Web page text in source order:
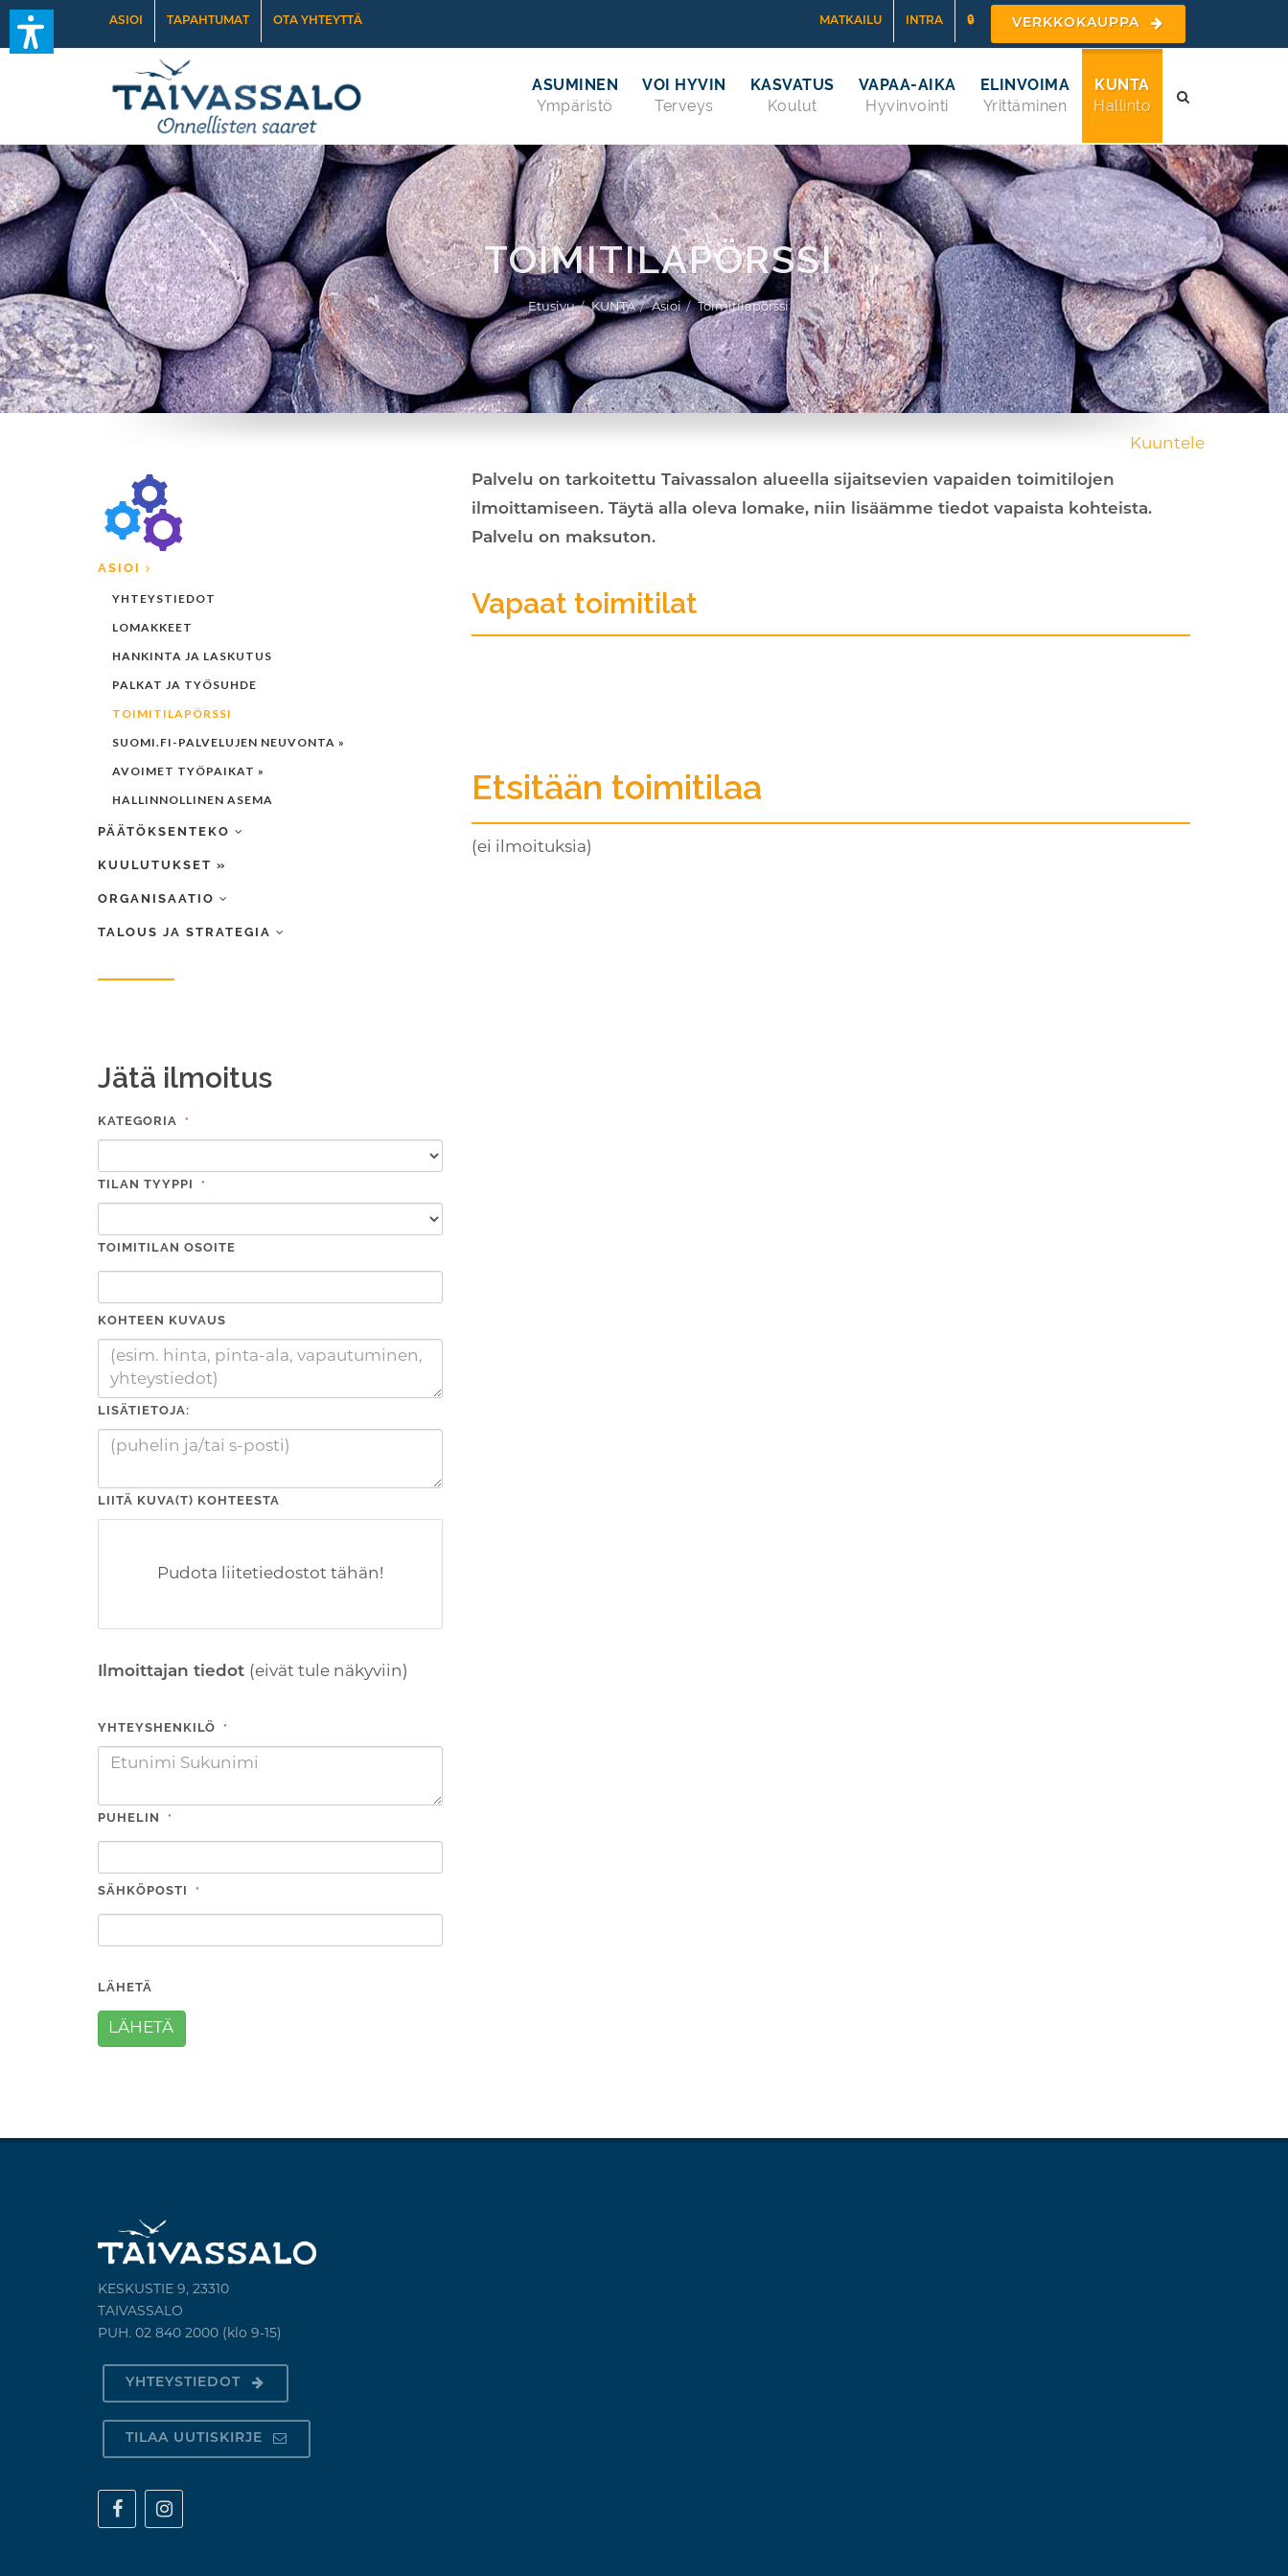
ASIOI TAPAHTUMAT OTA YHTEYTTÄ MATKAILU INTRA 🔒 VERKKOKAUPPA
ASUMINEN
Ympäristö
VOI HYVIN
Terveys
KASVATUS
Koulut
VAPAA-AIKA
Hyvinvointi
ELINVOIMA
Yrittäminen
KUNTA
Hallinto
TOIMITILAPÖRSSI
Etusivu KUNTA Asioi Toimitilapörssi
Kuuntele
Palvelu on tarkoitettu Taivassalon alueella sijaitsevien vapaiden toimitilojen
ilmoittamiseen. Täytä alla oleva lomake, niin lisäämme tiedot vapaista kohteista.
Palvelu on maksuton.
Vapaat toimitilat
Etsitään toimitilaa
(ei ilmoituksia)
ASIOI
YHTEYSTIEDOT
LOMAKKEET
HANKINTA JA LASKUTUS
PALKAT JA TYÖSUHDE
TOIMITILAPÖRSSI
SUOMI.FI-PALVELUJEN NEUVONTA »
AVOIMET TYÖPAIKAT »
HALLINNOLLINEN ASEMA
PÄÄTÖKSENTEKO
KUULUTUKSET »
ORGANISAATIO
TALOUS JA STRATEGIA
Jätä ilmoitus
KATEGORIA *
TILAN TYYPPI *
TOIMITILAN OSOITE
KOHTEEN KUVAUS
LISÄTIETOJA:
LIITÄ KUVA(T) KOHTEESTA
Pudota liitetiedostot tähän!
Ilmoittajan tiedot (eivät tule näkyviin)
YHTEYSHENKILÖ *
PUHELIN *
SÄHKÖPOSTI *
LÄHETÄ
KESKUSTIE 9, 23310
TAIVASSALO
PUH. 02 840 2000 (klo 9-15)
YHTEYSTIEDOT
TILAA UUTISKIRJE